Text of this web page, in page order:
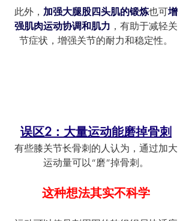
此外， 加强大腿股四头肌的锻炼也可增
强肌肉运动协调和肌力 ，有助于减轻关
节症状，增强关节的耐力和稳定性。
误区2：大量运动能磨掉骨刺
有些膝关节长骨刺的人认为，通过加大
运动量可以“磨”掉骨刺。
这种想法其实不科学